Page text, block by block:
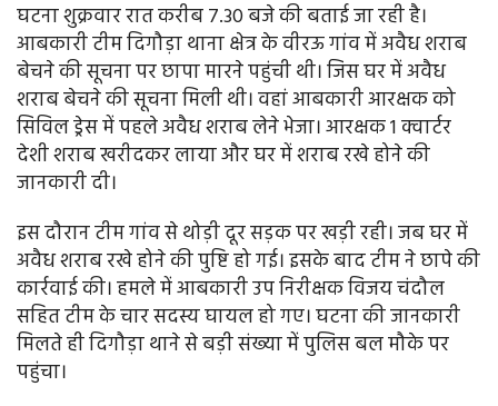
घटना शुक्रवार रात करीब 7.30 बजे की बताई जा रही है।
आबकारी टीम दिगौड़ा थाना क्षेत्र के वीरऊ गांव में अवैध शराब
बेचने की सूचना पर छापा मारने पहुंची थी। जिस घर में अवैध
शराब बेचने की सूचना मिली थी। वहां आबकारी आरक्षक को
सिविल ड्रेस में पहले अवैध शराब लेने भेजा। आरक्षक 1 क्वार्टर
देशी शराब खरीदकर लाया और घर में शराब रखे होने की
जानकारी दी।
इस दौरान टीम गांव से थोड़ी दूर सड़क पर खड़ी रही। जब घर में
अवैध शराब रखे होने की पुष्टि हो गई। इसके बाद टीम ने छापे की
कार्रवाई की। हमले में आबकारी उप निरीक्षक विजय चंदौल
सहित टीम के चार सदस्य घायल हो गए। घटना की जानकारी
मिलते ही दिगौड़ा थाने से बड़ी संख्या में पुलिस बल मौके पर
पहुंचा।